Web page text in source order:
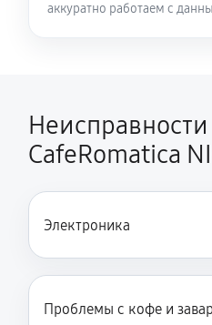
аккуратно работаем с
CafeRomatica
Электроника
Проблемы с кофе и